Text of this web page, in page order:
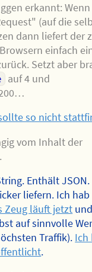
erkannt:
(auf die
dann liefert der
einfach
Setzt aber
auf 4 und
so nicht
vom Inhalt der
Enthält
liefern. Ich hab
Zeug läuft jetzt
auf sinnvolle
Traffik). Ich
.